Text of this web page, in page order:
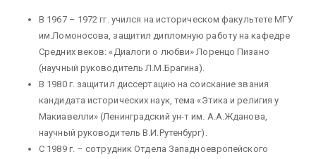
В 1967 – 1972 гг. учился на историческом факультете МГУ
им.Ломоносова, защитил дипломную работу на кафедре
Средних веков: «Диалоги о любви» Лоренцо Пизано
(научный руководитель Л.М.Брагина).
В 1980 г. защитил диссертацию на соискание звания
кандидата исторических наук, тема «Этика и религия у
Макиавелли» (Ленинградский ун-т им. А.А.Жданова,
научный руководитель В.И.Рутенбург).
С 1989 г. – сотрудник Отдела Западноевропейского